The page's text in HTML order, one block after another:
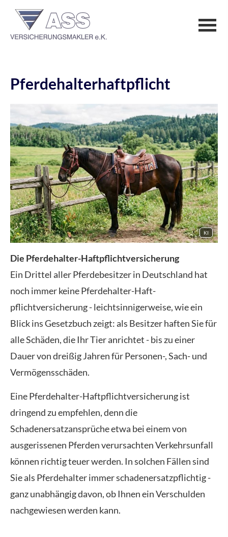
Pferdehalterhaftpflicht
KI
Die Pferdehalter-Haft­pflichtversicherung
Ein Drittel aller Pferdebesitzer in Deutschland hat
noch immer keine Pferdehalter-Haft­
pflichtversicherung - leichtsinnigerweise, wie ein
Blick ins Gesetzbuch zeigt: als Besitzer haften Sie für
alle Schäden, die Ihr Tier anrichtet - bis zu einer
Dauer von dreißig Jahren für Per­sonen-, Sach- und
Vermögensschäden.
Eine Pferdehalter-Haft­pflichtversicherung ist
dringend zu empfehlen, denn die
Schadenersatzansprüche etwa bei einem von
ausgerissenen Pferden verursachten Verkehrsunfall
können richtig teuer werden. In solchen Fällen sind
Sie als Pferdehalter immer schadenersatzpflichtig -
ganz unabhängig davon, ob Ihnen ein Verschulden
nachgewiesen werden kann.